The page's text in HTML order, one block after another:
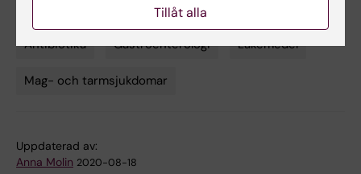
Antibiotika Gastroenterologi Läkemedel
Mag- och tarmsjukdomar
Uppdaterad av:
Anna Molin 2020-08-18
Tillåt alla